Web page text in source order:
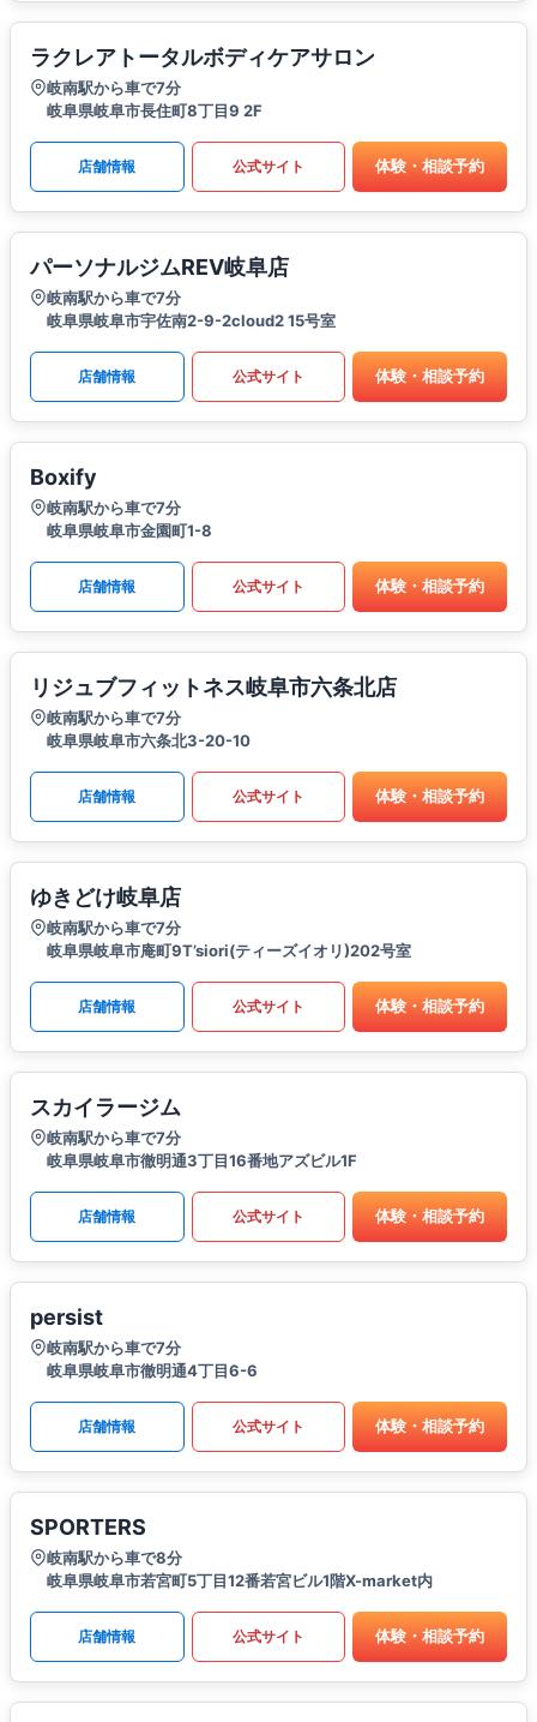
ラクレアトータルボディケアサロン
岐南駅から車で7分
岐阜県岐阜市長住町8丁目9 2F
店舗情報 公式サイト 体験・相談予約
パーソナルジムREV岐阜店
岐南駅から車で7分
岐阜県岐阜市宇佐南2-9-2cloud2 15号室
店舗情報 公式サイト 体験・相談予約
Boxify
岐南駅から車で7分
岐阜県岐阜市金園町1-8
店舗情報 公式サイト 体験・相談予約
リジュブフィットネス岐阜市六条北店
岐南駅から車で7分
岐阜県岐阜市六条北3-20-10
店舗情報 公式サイト 体験・相談予約
ゆきどけ岐阜店
岐南駅から車で7分
岐阜県岐阜市庵町9T’siori(ティーズイオリ)202号室
店舗情報 公式サイト 体験・相談予約
スカイラージム
岐南駅から車で7分
岐阜県岐阜市徹明通3丁目16番地アズビル1F
店舗情報 公式サイト 体験・相談予約
persist
岐南駅から車で7分
岐阜県岐阜市徹明通4丁目6-6
店舗情報 公式サイト 体験・相談予約
SPORTERS
岐南駅から車で8分
岐阜県岐阜市若宮町5丁目12番若宮ビル1階X-market内
店舗情報 公式サイト 体験・相談予約